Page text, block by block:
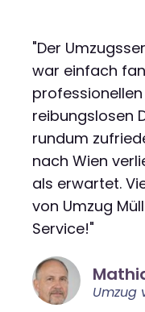
"Der
war einfach
reibungslosen
rundum
nach Wien
als erwartet.
von Umzug
Service!"
Umzug